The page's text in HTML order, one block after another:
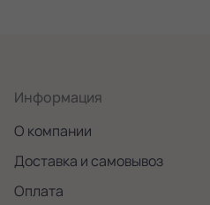
Информация
О компании
Доставка и самовывоз
Оплата